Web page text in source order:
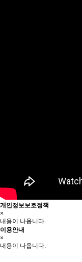
개인정보보호정책
×
내용이 나옵니다.
이용안내
×
내용이 나옵니다.